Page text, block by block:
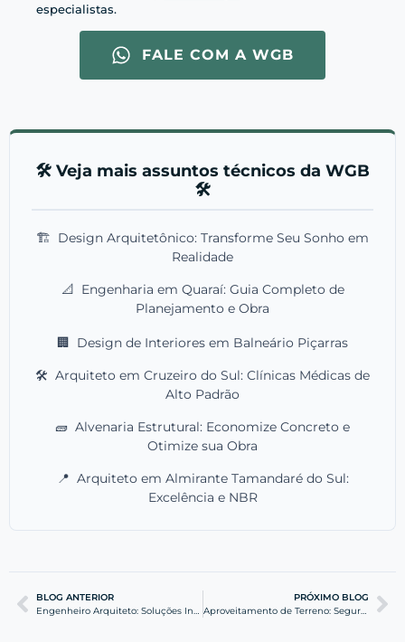
especialistas.
FALE COM A WGB
🛠️ Veja mais assuntos técnicos da WGB
🛠️
🏗️ Design Arquitetônico: Transforme Seu Sonho em
Realidade
📐 Engenharia em Quaraí: Guia Completo de
Planejamento e Obra
🏢 Design de Interiores em Balneário Piçarras
🛠️ Arquiteto em Cruzeiro do Sul: Clínicas Médicas de
Alto Padrão
🧱 Alvenaria Estrutural: Economize Concreto e
Otimize sua Obra
📍 Arquiteto em Almirante Tamandaré do Sul:
Excelência e NBR
BLOG ANTERIOR
Engenheiro Arquiteto: Soluções Integradas de Contenção
PRÓXIMO BLOG
Aproveitamento de Terreno: Segurança e Eficiência Estrutural